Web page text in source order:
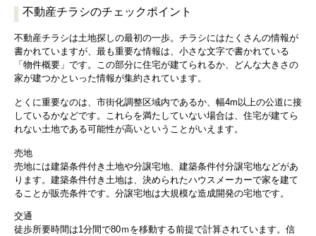
不動産チラシのチェックポイント
不動産チラシは土地探しの最初の一歩。チラシにはたくさんの情報が
書かれていますが、最も重要な情報は、小さな文字で書かれている
「物件概要」です。この部分に住宅が建てられるか、どんな大きさの
家が建つかといった情報が集約されています。
とくに重要なのは、市街化調整区域内であるか、幅4m以上の公道に接
しているかなどです。これらを満たしていない場合は、住宅が建てら
れない土地である可能性が高いということがいえます。
売地
売地には建築条件付き土地や分譲宅地、建築条件付分譲宅地などがあ
ります。建築条件付き土地は、決められたハウスメーカーで家を建て
ることが販売条件です。分譲宅地は大規模な造成開発の宅地です。
交通
徒歩所要時間は1分間で80ｍを移動する前提で計算されています。信